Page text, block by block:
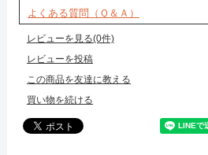
よくある質問（Ｑ＆Ａ）
レビューを見る(0件)
レビューを投稿
この商品を友達に教える
買い物を続ける